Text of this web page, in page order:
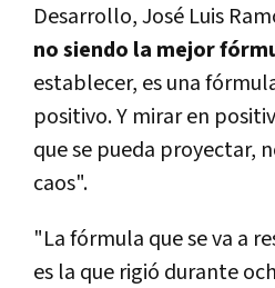
Desarrollo, José Luis
no siendo la mejor
establecer, es una
positivo. Y mirar en
que se pueda proyectar,
caos".
"La fórmula que se va a
es la que rigió durante